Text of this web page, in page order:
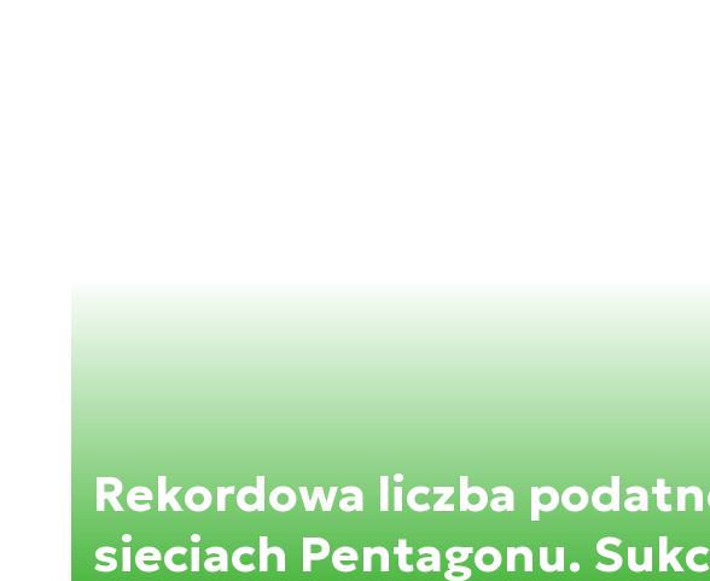
Rekordowa liczba
sieciach Pentagonu.